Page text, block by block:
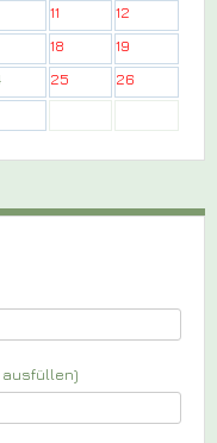
11
12
18
19
25
26
ausfüllen)